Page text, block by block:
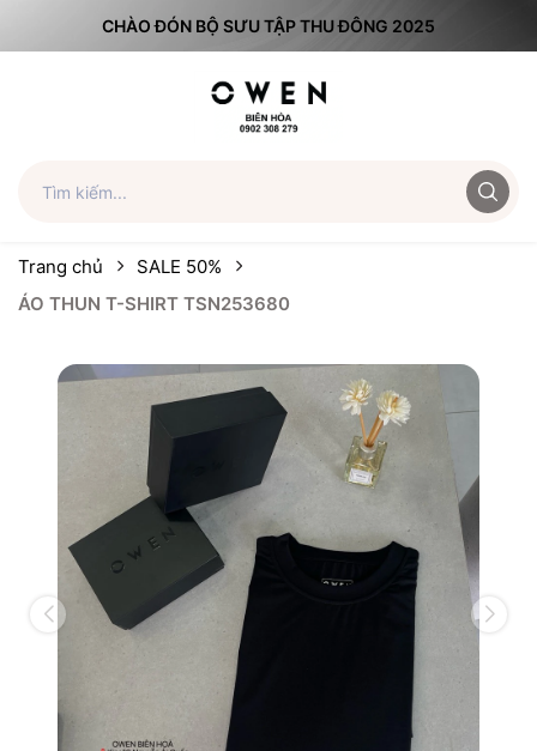
CHÀO ĐÓN BỘ SƯU TẬP THU ĐÔNG 2025
Trang chủ
SALE 50%
ÁO THUN T-SHIRT TSN253680